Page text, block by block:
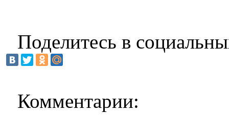
Поделитесь в
Комментарии: